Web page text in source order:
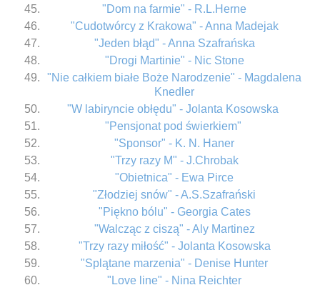
"Dom na farmie" - R.L.Herne
"Cudotwórcy z Krakowa" - Anna Madejak
"Jeden błąd" - Anna Szafrańska
"Drogi Martinie" - Nic Stone
"Nie całkiem białe Boże Narodzenie" - Magdalena
Knedler
"W labiryncie obłędu" - Jolanta Kosowska
"Pensjonat pod świerkiem"
"Sponsor" - K. N. Haner
"Trzy razy M" - J.Chrobak
"Obietnica" - Ewa Pirce
"Złodziej snów" - A.S.Szafrański
"Piękno bólu" - Georgia Cates
"Walcząc z ciszą" - Aly Martinez
"Trzy razy miłość" - Jolanta Kosowska
"Splątane marzenia" - Denise Hunter
"Love line" - Nina Reichter